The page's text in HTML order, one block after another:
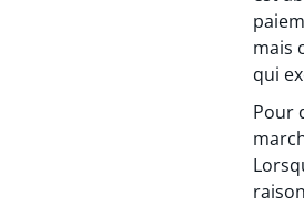
mais
qui
Pour